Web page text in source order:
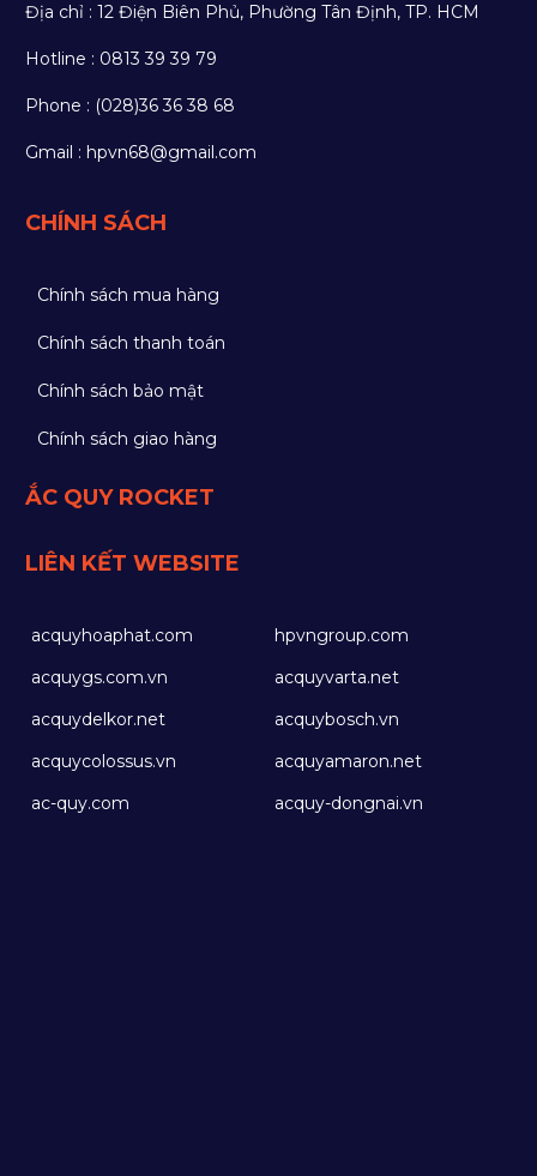
Địa chỉ : 12 Điện Biên Phủ, Phường Tân Định, TP. HCM
Hotline : 0813 39 39 79
Phone : (028)36 36 38 68
Gmail : hpvn68@gmail.com
CHÍNH SÁCH
Chính sách mua hàng
Chính sách thanh toán
Chính sách bảo mật
Chính sách giao hàng
ẮC QUY ROCKET
LIÊN KẾT WEBSITE
acquyhoaphat.com
hpvngroup.com
acquygs.com.vn
acquyvarta.net
acquydelkor.net
acquybosch.vn
acquycolossus.vn
acquyamaron.net
ac-quy.com
acquy-dongnai.vn